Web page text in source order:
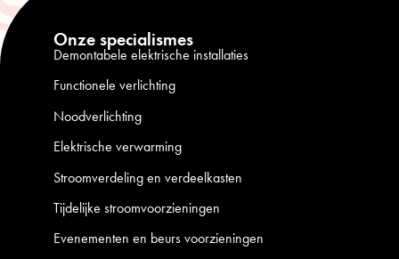
Onze specialismes
Demontabele elektrische installaties
Functionele verlichting
Noodverlichting
Elektrische verwarming
Stroomverdeling en verdeelkasten
Tijdelijke stroomvoorzieningen
Evenementen en beurs voorzieningen